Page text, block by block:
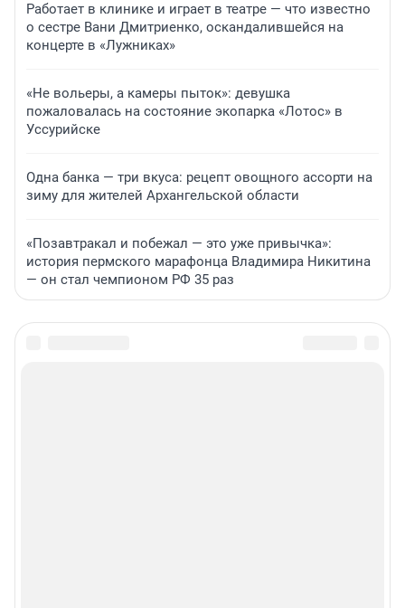
Работает в клинике и играет в театре — что известно
о сестре Вани Дмитриенко, оскандалившейся на
концерте в «Лужниках»
«Не вольеры, а камеры пыток»: девушка
пожаловалась на состояние экопарка «Лотос» в
Уссурийске
Одна банка — три вкуса: рецепт овощного ассорти на
зиму для жителей Архангельской области
«Позавтракал и побежал — это уже привычка»:
история пермского марафонца Владимира Никитина
— он стал чемпионом РФ 35 раз